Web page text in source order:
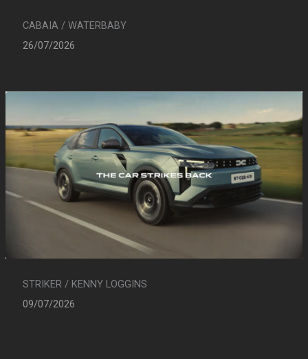
CABAIA / WATERBABY
26/07/2026
STRIKER / KENNY LOGGINS
09/07/2026